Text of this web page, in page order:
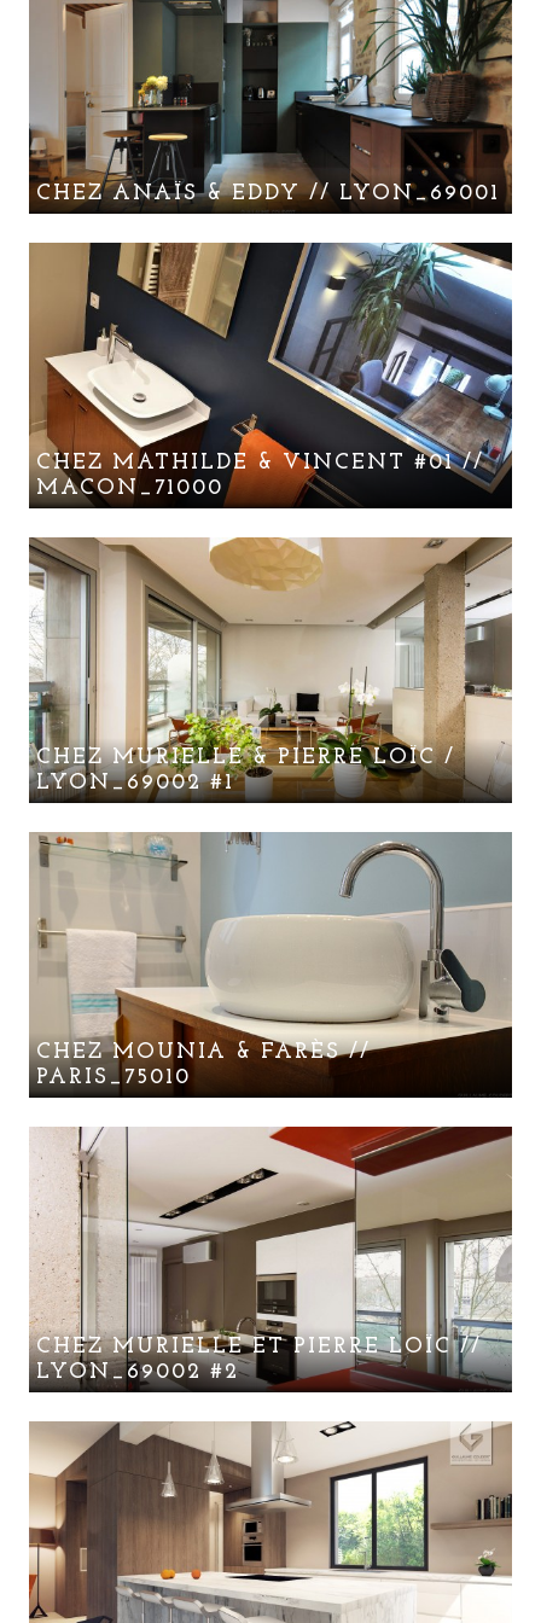
CHEZ ANAÏS & EDDY // LYON_69001
CHEZ MATHILDE & VINCENT #01 //
MACON_71000
CHEZ MURIELLE & PIERRE LOÏC /
LYON_69002 #1
CHEZ MOUNIA & FARÈS //
PARIS_75010
CHEZ MURIELLE ET PIERRE LOÏC //
LYON_69002 #2